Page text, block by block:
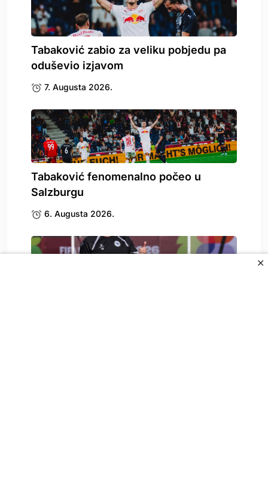
✕
Tabaković zabio za veliku pobjedu pa
oduševio izjavom
7. Augusta 2026.
Tabaković fenomenalno počeo u
Salzburgu
6. Augusta 2026.